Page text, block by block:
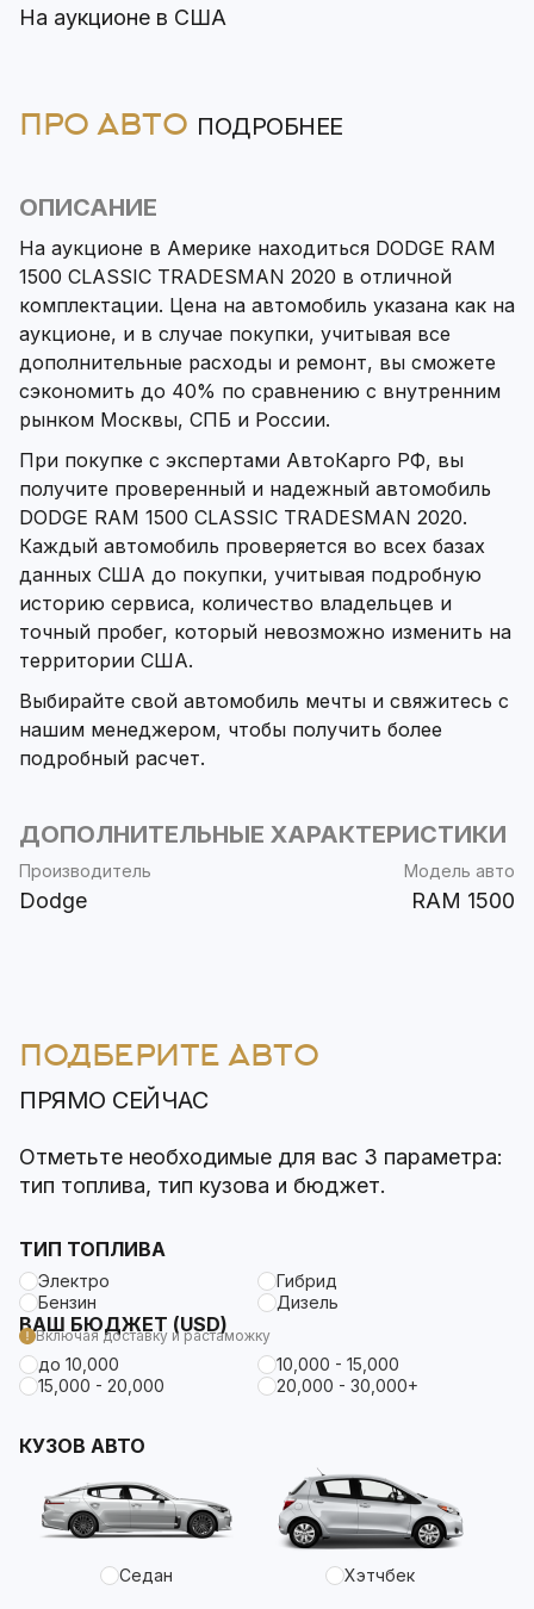
На аукционе в США
ПРО АВТО ПОДРОБНЕЕ
ОПИСАНИЕ
На аукционе в Америке находиться DODGE RAM
1500 CLASSIC TRADESMAN 2020 в отличной
комплектации. Цена на автомобиль указана как на
аукционе, и в случае покупки, учитывая все
дополнительные расходы и ремонт, вы сможете
сэкономить до 40% по сравнению с внутренним
рынком Москвы, СПБ и России.
При покупке с экспертами АвтоКарго РФ, вы
получите проверенный и надежный автомобиль
DODGE RAM 1500 CLASSIC TRADESMAN 2020.
Каждый автомобиль проверяется во всех базах
данных США до покупки, учитывая подробную
историю сервиса, количество владельцев и
точный пробег, который невозможно изменить на
территории США.
Выбирайте свой автомобиль мечты и свяжитесь с
нашим менеджером, чтобы получить более
подробный расчет.
ДОПОЛНИТЕЛЬНЫЕ ХАРАКТЕРИСТИКИ
Производитель
Dodge
Модель авто
RAM 1500
ПОДБЕРИТЕ АВТО
ПРЯМО СЕЙЧАС
Отметьте необходимые для вас 3 параметра:
тип топлива, тип кузова и бюджет.
ТИП ТОПЛИВА
Электро
Гибрид
Бензин
Дизель
ВАШ БЮДЖЕТ (USD)
Включая доставку и растаможку
до 10,000
10,000 - 15,000
15,000 - 20,000
20,000 - 30,000+
КУЗОВ АВТО
Седан Хэтчбек